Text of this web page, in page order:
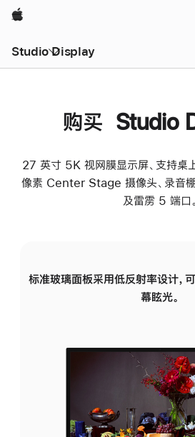
Apple
Studio Display
购买 Studio
27 英寸 5K 视网膜显示屏、支持桌
像素 Center Stage 摄像头、录音棚
及雷雳 5 端口。
标准玻璃面板采用低反射率设计，
幕眩光。